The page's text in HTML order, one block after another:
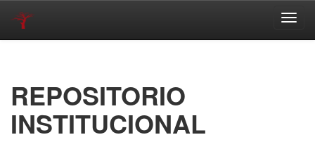
REPOSITORIO
INSTITUCIONAL